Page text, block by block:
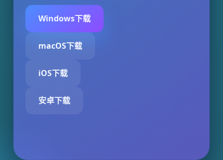
Windows下载
macOS下载
iOS下载
安卓下载